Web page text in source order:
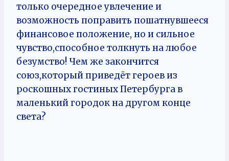
только очередное увлечение и
возможность поправить пошатнувшееся
финансовое положение, но и сильное
чувство,способное толкнуть на любое
безумство! Чем же закончится
союз,который приведёт героев из
роскошных гостиных Петербурга в
маленький городок на другом конце
света?